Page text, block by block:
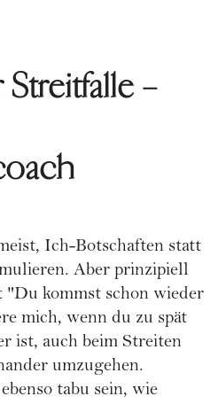
Streitfalle –
Ich-Botschaften statt
Aber prinzipiell
"Du kommst schon wieder
mich, wenn du zu spät
ist, auch beim Streiten
umzugehen.
tabu sein, wie